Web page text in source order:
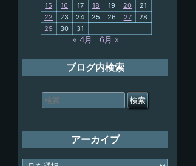
15
16 17 18 19 20
21
22
23 24 25 26 27
28
29
30 31
« 4月 6月 »
ブログ内検索
索
アーカイブ
ア